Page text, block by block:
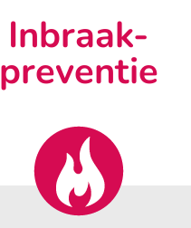
Inbraak-
preventie